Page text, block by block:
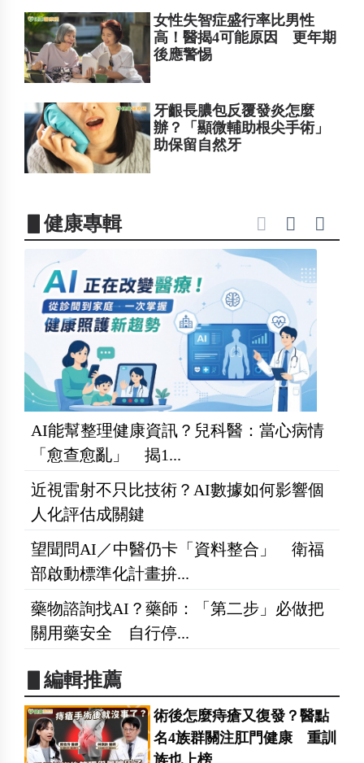
女性失智症盛行率比男性
高！醫揭4可能原因 更年期
後應警惕
牙齦長膿包反覆發炎怎麼
辦？「顯微輔助根尖手術」
助保留自然牙
▋健康專輯
AI能幫整理健康資訊？兒科醫：當心病情
「愈查愈亂」 揭1...
近視雷射不只比技術？AI數據如何影響個
人化評估成關鍵
望聞問AI／中醫仍卡「資料整合」 衛福
部啟動標準化計畫拚...
藥物諮詢找AI？藥師：「第二步」必做把
關用藥安全 自行停...
▋編輯推薦
術後怎麼痔瘡又復發？醫點
名4族群關注肛門健康 重訓
族也上榜